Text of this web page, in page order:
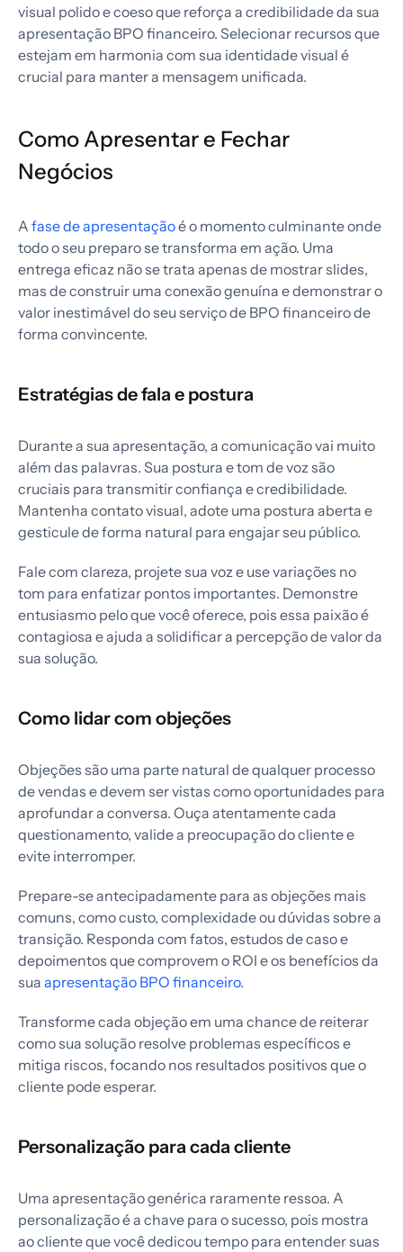
visual polido e coeso que reforça a credibilidade da sua
apresentação BPO financeiro. Selecionar recursos que
estejam em harmonia com sua identidade visual é
crucial para manter a mensagem unificada.
Como Apresentar e Fechar
Negócios
A fase de apresentaçãoé o momento culminante onde
todo o seu preparo se transforma em ação. Uma
entrega eficaz não se trata apenas de mostrar slides,
mas de construir uma conexão genuína e demonstrar o
valor inestimável do seu serviço de BPO financeiro de
forma convincente.
Estratégias de fala e postura
Durante a sua apresentação, a comunicação vai muito
além das palavras. Sua postura e tom de voz são
cruciais para transmitir confiança e credibilidade.
Mantenha contato visual, adote uma postura aberta e
gesticule de forma natural para engajar seu público.
Fale com clareza, projete sua voz e use variações no
tom para enfatizar pontos importantes. Demonstre
entusiasmo pelo que você oferece, pois essa paixão é
contagiosa e ajuda a solidificar a percepção de valor da
sua solução.
Como lidar com objeções
Objeções são uma parte natural de qualquer processo
de vendas e devem ser vistas como oportunidades para
aprofundar a conversa. Ouça atentamente cada
questionamento, valide a preocupação do cliente e
evite interromper.
Prepare-se antecipadamente para as objeções mais
comuns, como custo, complexidade ou dúvidas sobre a
transição. Responda com fatos, estudos de caso e
depoimentos que comprovem o ROI e os benefícios da
sua apresentação BPO financeiro.
Transforme cada objeção em uma chance de reiterar
como sua solução resolve problemas específicos e
mitiga riscos, focando nos resultados positivos que o
cliente pode esperar.
Personalização para cada cliente
Uma apresentação genérica raramente ressoa. A
personalização é a chave para o sucesso, pois mostra
ao cliente que você dedicou tempo para entender suas